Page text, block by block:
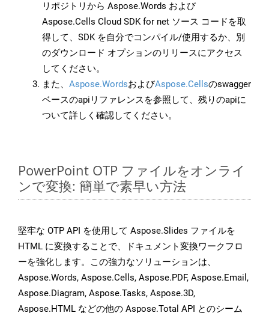
リポジトリから Aspose.Words および
Aspose.Cells Cloud SDK for net ソース コードを取
得して、SDK を自分でコンパイル/使用するか、別
のダウンロード オプションのリリースにアクセス
してください。
また、 Aspose.WordsおよびAspose.Cellsのswagger
ベースのapiリファレンスを参照して、残りのapiに
ついて詳しく確認してください。
PowerPoint OTP ファイルをオンライ
ンで変換: 簡単で素早い方法
堅牢な OTP API を使用して Aspose.Slides ファイルを
HTML に変換することで、ドキュメント変換ワークフロ
ーを強化します。この強力なソリューションは、
Aspose.Words, Aspose.Cells, Aspose.PDF, Aspose.Email,
Aspose.Diagram, Aspose.Tasks, Aspose.3D,
Aspose.HTML などの他の Aspose.Total API とのシーム